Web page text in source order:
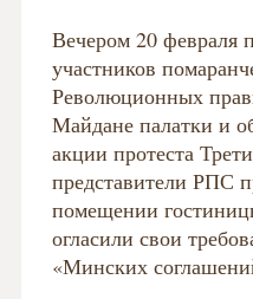
Вечером 20 февраля
участников
Революционных
Майдане палатки и
акции протеста
представители РПС
помещении
огласили свои
«Минских